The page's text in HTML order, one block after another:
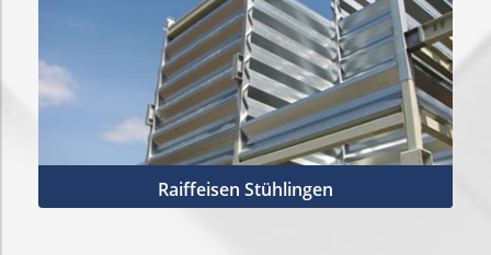
Raiffeisen Stühlingen